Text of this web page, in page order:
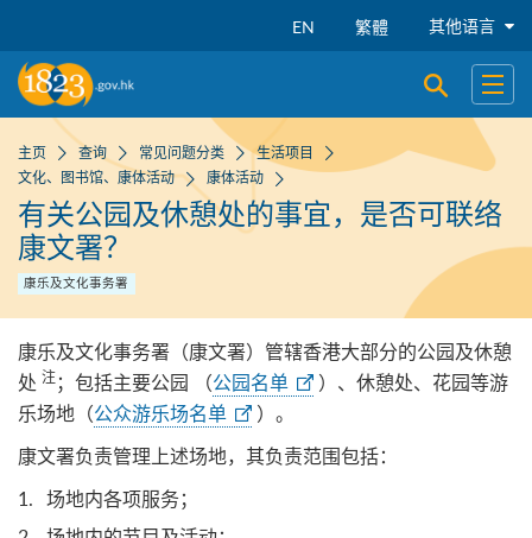
EN 繁體 其他语言
开启搜寻
开启
主页 查询 常见问题分类
生活项目
文化、图书馆、康体活动
康体活动
有关公园及休憩处的事宜，是否可联络
康文署？
康乐及文化事务署
康乐及文化事务署（康文署）管辖香港大部分的公园及休憩
处 注；包括主要公园 （公园名单
）、休憩处、花园等游
乐场地（公众游乐场名单
）。
康文署负责管理上述场地，其负责范围包括：
场地内各项服务；